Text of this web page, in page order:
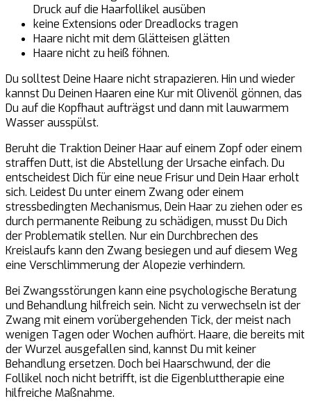
Druck auf die Haarfollikel ausüben
keine Extensions oder Dreadlocks tragen
Haare nicht mit dem Glätteisen glätten
Haare nicht zu heiß föhnen.
Du solltest Deine Haare nicht strapazieren. Hin und wieder
kannst Du Deinen Haaren eine Kur mit Olivenöl gönnen, das
Du auf die Kopfhaut aufträgst und dann mit lauwarmem
Wasser ausspülst.
Beruht die Traktion Deiner Haar auf einem Zopf oder einem
straffen Dutt, ist die Abstellung der Ursache einfach. Du
entscheidest Dich für eine neue Frisur und Dein Haar erholt
sich. Leidest Du unter einem Zwang oder einem
stressbedingten Mechanismus, Dein Haar zu ziehen oder es
durch permanente Reibung zu schädigen, musst Du Dich
der Problematik stellen. Nur ein Durchbrechen des
Kreislaufs kann den Zwang besiegen und auf diesem Weg
eine Verschlimmerung der Alopezie verhindern.
Bei Zwangsstörungen kann eine psychologische Beratung
und Behandlung hilfreich sein. Nicht zu verwechseln ist der
Zwang mit einem vorübergehenden Tick, der meist nach
wenigen Tagen oder Wochen aufhört. Haare, die bereits mit
der Wurzel ausgefallen sind, kannst Du mit keiner
Behandlung ersetzen. Doch bei Haarschwund, der die
Follikel noch nicht betrifft, ist die Eigenbluttherapie eine
hilfreiche Maßnahme.